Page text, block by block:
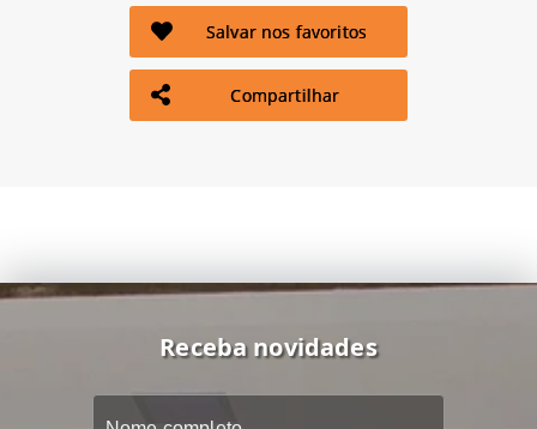
Salvar nos favoritos
Compartilhar
Receba novidades